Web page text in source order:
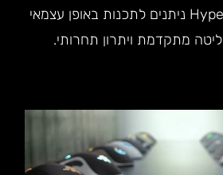
כפתורי Hyperesponse ניתנים לתכנות באופן עצמאי
מתקדמת ויתרון תחרותי.